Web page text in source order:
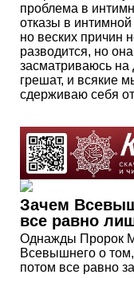
проблема в
отказы в
но веских причин
разводится, но
засматриваюсь на
грешат, и всякие
сдерживаю себя
Зачем
все равно
Однажды Пророк
Всевышнего о
потом все равно